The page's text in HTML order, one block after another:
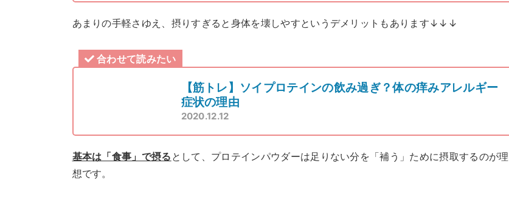
あまりの手軽さゆえ、摂りすぎると身体を壊しやすというデメリットもあります↓↓↓
合わせて読みたい
【筋トレ】ソイプロテインの飲み過ぎ？体の痒みアレルギー
症状の理由
2020.12.12
基本は「食事」で摂る として、プロテインパウダーは足りない分を「補う」ために摂取するのが理
想です。